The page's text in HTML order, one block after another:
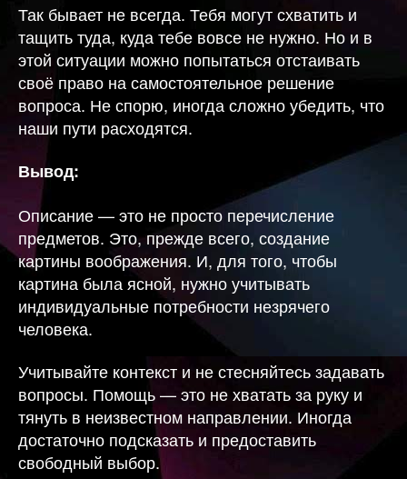
Так бывает не всегда. Тебя могут схватить и
тащить туда, куда тебе вовсе не нужно. Но и в
этой ситуации можно попытаться отстаивать
своё право на самостоятельное решение
вопроса. Не спорю, иногда сложно убедить, что
наши пути расходятся.
Вывод:
Описание — это не просто перечисление
предметов. Это, прежде всего, создание
картины воображения. И, для того, чтобы
картина была ясной, нужно учитывать
индивидуальные потребности незрячего
человека.
Учитывайте контекст и не стесняйтесь задавать
вопросы. Помощь — это не хватать за руку и
тянуть в неизвестном направлении. Иногда
достаточно подсказать и предоставить
свободный выбор.